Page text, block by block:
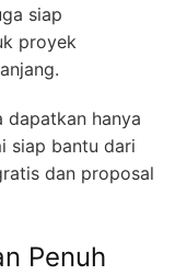
siap
proyek
dapatkan hanya
siap bantu dari
dan proposal
Penuh